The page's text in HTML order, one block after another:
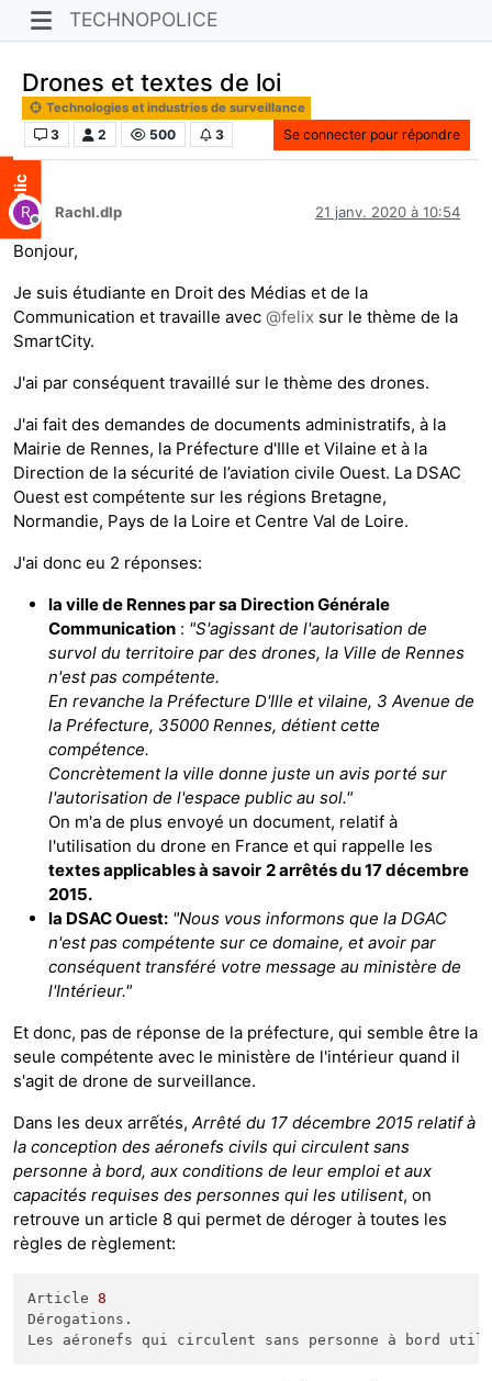
TECHNOPOLICE
Drones et textes de loi
Technologies et industries de surveillance
3 2 500 3 Se connecter pour répondre
R
Hors-ligne
Rachl.dlp 21 janv. 2020 à 10:54
Bonjour,
Je suis étudiante en Droit des Médias et de la
Communication et travaille avec @felix sur le thème de la
SmartCity.
J'ai par conséquent travaillé sur le thème des drones.
J'ai fait des demandes de documents administratifs, à la
Mairie de Rennes, la Préfecture d'Ille et Vilaine et à la
Direction de la sécurité de l’aviation civile Ouest. La DSAC
Ouest est compétente sur les régions Bretagne,
Normandie, Pays de la Loire et Centre Val de Loire.
J'ai donc eu 2 réponses:
la ville de Rennes par sa Direction Générale
Communication : "S'agissant de l'autorisation de
survol du territoire par des drones, la Ville de Rennes
n'est pas compétente.
En revanche la Préfecture D'Ille et vilaine, 3 Avenue de
la Préfecture, 35000 Rennes, détient cette
compétence.
Concrètement la ville donne juste un avis porté sur
l'autorisation de l'espace public au sol."
On m'a de plus envoyé un document, relatif à
l'utilisation du drone en France et qui rappelle les
textes applicables à savoir 2 arrêtés du 17 décembre
2015.
la DSAC Ouest: "Nous vous informons que la DGAC
n'est pas compétente sur ce domaine, et avoir par
conséquent transféré votre message au ministère de
l'Intérieur."
Et donc, pas de réponse de la préfecture, qui semble être la
seule compétente avec le ministère de l'intérieur quand il
s'agit de drone de surveillance.
Dans les deux arrếtés, Arrêté du 17 décembre 2015 relatif à
la conception des aéronefs civils qui circulent sans
personne à bord, aux conditions de leur emploi et aux
capacités requises des personnes qui les utilisent, on
retrouve un article 8 qui permet de déroger à toutes les
règles de règlement:
Article 8
Dérogations.
Les aéronefs qui circulent sans personne à bord